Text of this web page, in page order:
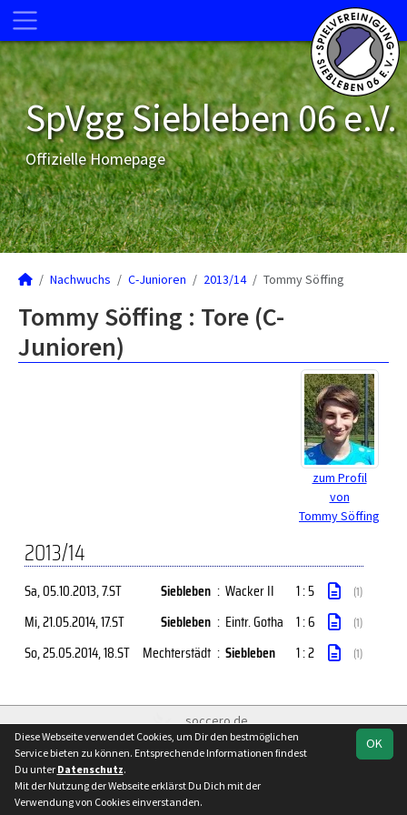
SpVgg Siebleben 06 e.V.
Offizielle Homepage
Nachwuchs C-Junioren 2013/14 Tommy Söffing
Tommy Söffing : Tore (C-
Junioren)
zum Profil
von
Tommy Söffing
2013/14
Sa, 05.10.2013, 7.ST Siebleben : Wacker II 1 : 5 (1)
Mi, 21.05.2014, 17.ST Siebleben : Eintr. Gotha 1 : 6 (1)
So, 25.05.2014, 18.ST Mechterstädt : Siebleben 1 : 2 (1)
soccero.de
© 2006 - 2026
Besucherstatistik
OK
Diese Webseite verwendet Cookies, um Dir den bestmöglichen
Service bieten zu können. Entsprechende Informationen findest
Du unter Datenschutz.
Mit der Nutzung der Webseite erklärst Du Dich mit der
Verwendung von Cookies einverstanden.